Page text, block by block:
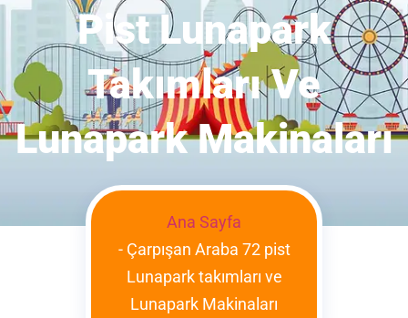
Pist Lunapark
Takımları Ve
Lunapark Makinaları
Ana Sayfa
- Çarpışan Araba 72 pist
Lunapark takımları ve
Lunapark Makinaları